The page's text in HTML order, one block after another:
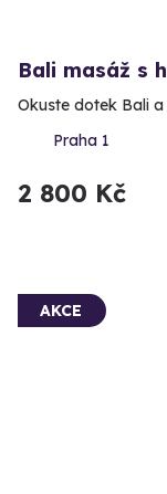
Bali masáž s
Okuste dotek Bali
Praha 1
2 800 Kč
AKCE